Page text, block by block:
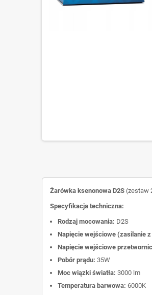
Żarówka ksenonowa D2S (zestaw
Specyfikacja techniczna:
Rodzaj mocowania: D2S
Napięcie wejściowe (zasilanie
Napięcie wejściowe
Pobór prądu: 35W
Moc wiązki światła: 3000 lm
Temperatura barwowa: 6000K